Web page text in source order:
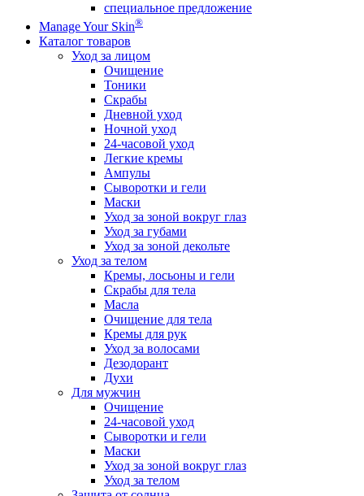
специальное предложение
Manage Your Skin®
Каталог товаров
Уход за лицом
Очищение
Тоники
Скрабы
Дневной уход
Ночной уход
24-часовой уход
Легкие кремы
Ампулы
Сыворотки и гели
Маски
Уход за зоной вокруг глаз
Уход за губами
Уход за зоной декольте
Уход за телом
Кремы, лосьоны и гели
Скрабы для тела
Масла
Очищение для тела
Кремы для рук
Уход за волосами
Дезодорант
Духи
Для мужчин
Очищение
24-часовой уход
Сыворотки и гели
Маски
Уход за зоной вокруг глаз
Уход за телом